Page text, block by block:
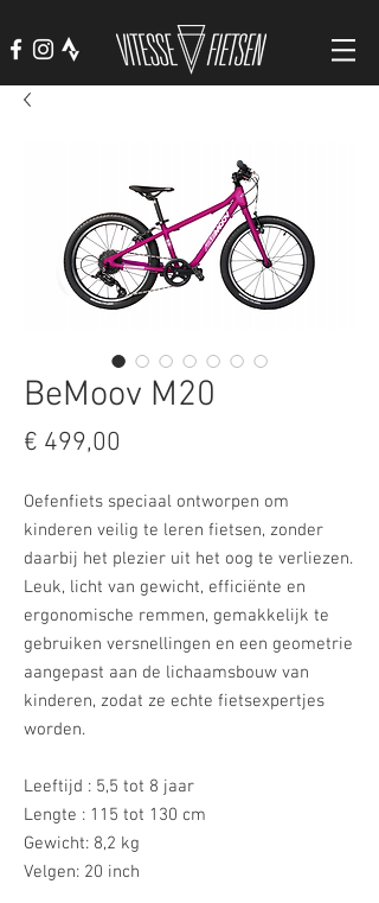
BeMoov M20
€ 499,00
Oefenfiets speciaal ontworpen om
kinderen veilig te leren fietsen, zonder
daarbij het plezier uit het oog te verliezen.
Leuk, licht van gewicht, efficiënte en
ergonomische remmen, gemakkelijk te
gebruiken versnellingen en een geometrie
aangepast aan de lichaamsbouw van
kinderen, zodat ze echte fietsexpertjes
worden.
Leeftijd : 5,5 tot 8 jaar
Lengte : 115 tot 130 cm
Gewicht: 8,2 kg
Velgen: 20 inch